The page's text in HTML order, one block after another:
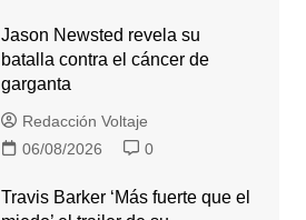
Jason Newsted revela su
batalla contra el cáncer de
garganta
Redacción Voltaje
06/08/2026
0
Travis Barker ‘Más fuerte que el